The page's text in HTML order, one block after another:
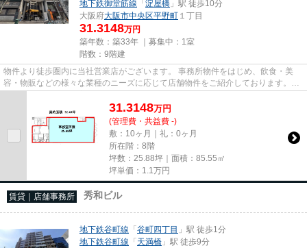
地下鉄御堂筋線 「 淀屋橋 」駅 徒歩10分
大阪府大阪市中央区平野町 １丁目
31.3148万円
築年数：築33年 ｜募集中： 1室
階数：9階建
物件より徒歩圏内に当社営業店がございます。 事務所物件をはじめ、飲食・美
容・物販などの様々な業種のニーズに応じて店舗物件をご紹介しております。
尚、弊社ではおとり広告は一切...
31.3148万円
(管理費・共益費 -)
敷：10ヶ月｜礼：0ヶ月
所在階：8階
坪数：25.88坪｜面積：85.55㎡
坪単価： 1.1 万円
賃貸｜店舗事務所 秀和ビル
地下鉄谷町線 「谷町四丁目 」駅 徒歩1分
地下鉄谷町線 「天満橋 」駅 徒歩9分